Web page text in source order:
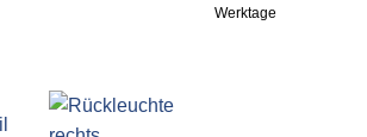
Werktage